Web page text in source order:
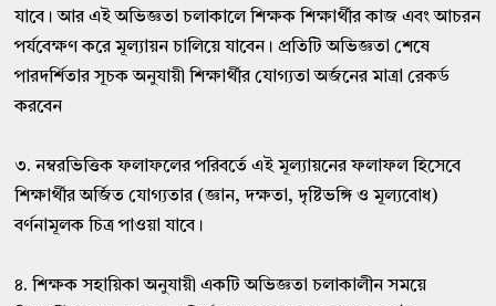
যাবে। আর এই অভিজ্ঞতা চলাকালে শিক্ষক শিক্ষার্থীর কাজ এবং আচরন
পর্যবেক্ষণ করে মূল্যায়ন চালিয়ে যাবেন। প্রতিটি অভিজ্ঞতা শেষে
পারদর্শিতার সূচক অনুযায়ী শিক্ষার্থীর যোগ্যতা অর্জনের মাত্রা রেকর্ড
করবেন
৩. নম্বরভিত্তিক ফলাফলের পরিবর্তে এই মূল্যায়নের ফলাফল হিসেবে
শিক্ষার্থীর অর্জিত যোগ্যতার (জ্ঞান, দক্ষতা, দৃষ্টিভঙ্গি ও মূল্যবোধ)
বর্ণনামূলক চিত্র পাওয়া যাবে।
৪. শিক্ষক সহায়িকা অনুযায়ী একটি অভিজ্ঞতা চলাকালীন সময়ে